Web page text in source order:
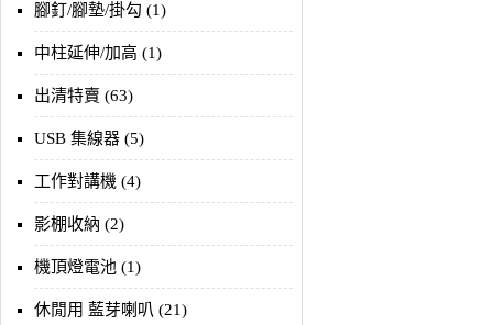
腳釘/腳墊/掛勾 (1)
中柱延伸/加高 (1)
出清特賣 (63)
USB 集線器 (5)
工作對講機 (4)
影棚收納 (2)
機頂燈電池 (1)
休閒用 藍芽喇叭 (21)